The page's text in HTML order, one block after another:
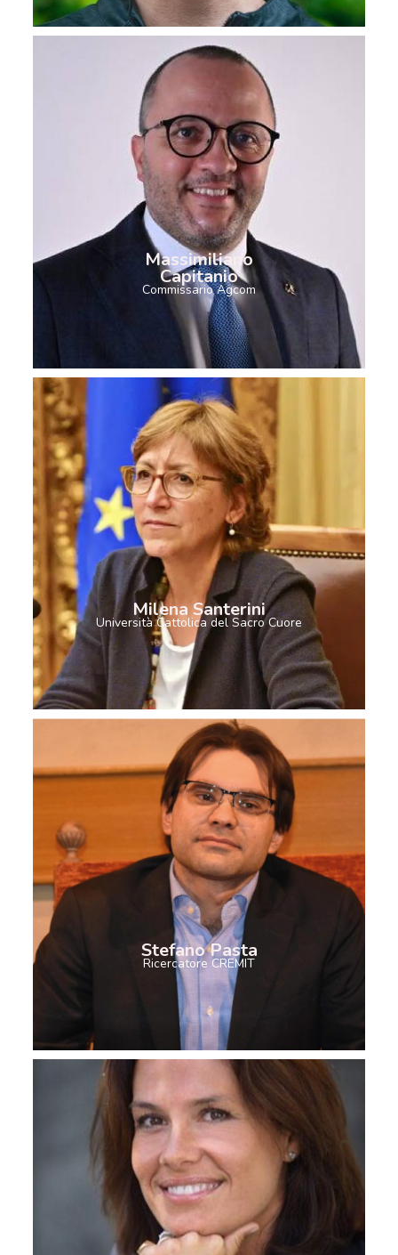
Massimiliano
Capitanio
Commissario Agcom
Milena Santerini
Università Cattolica del Sacro Cuore
Stefano Pasta
Ricercatore CREMIT